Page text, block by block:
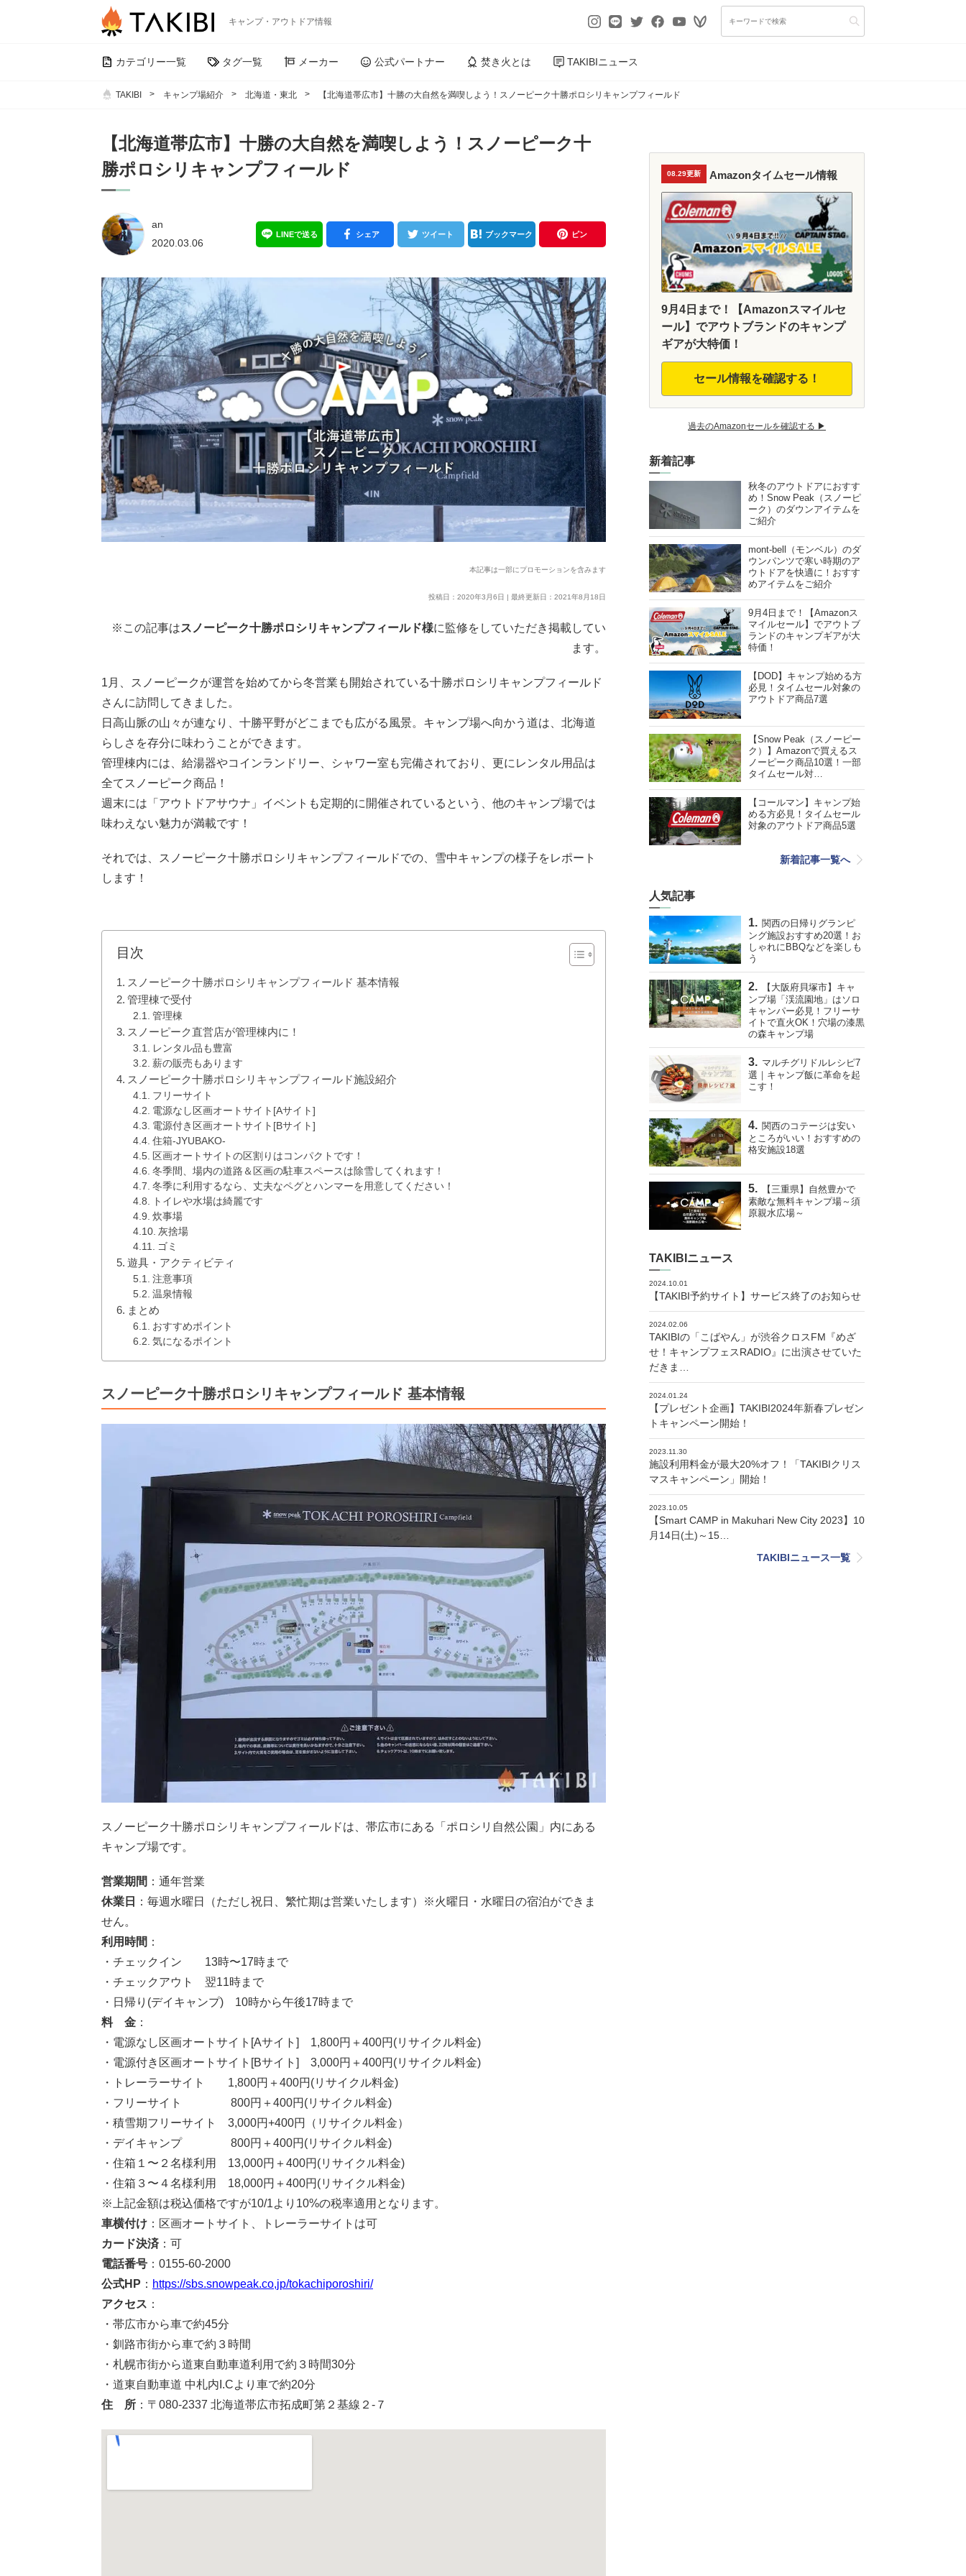
キャンプ・アウトドア情報
カテゴリー一覧 タグ一覧 メーカー 公式パートナー 焚き火とは TAKIBIニュース
TAKIBI キャンプ場紹介 北海道・東北 【北海道帯広市】十勝の大自然を満喫しよう！スノーピーク十勝ポロシリキャンプフィールド
【北海道帯広市】十勝の大自然を満喫しよう！スノーピーク十
勝ポロシリキャンプフィールド
an
2020.03.06
LINEで送る シェア ツイート ブックマーク ピン
本記事は一部にプロモーションを含みます
投稿日：2020年3月6日 | 最終更新日：2021年8月18日
※この記事はスノーピーク十勝ポロシリキャンプフィールド様に監修をしていただき掲載してい
ます。
1月、スノーピークが運営を始めてから冬営業も開始されている十勝ポロシリキャンプフィールド
さんに訪問してきました。
日高山脈の山々が連なり、十勝平野がどこまでも広がる風景。キャンプ場へ向かう道は、北海道
らしさを存分に味わうことができます。
管理棟内には、給湯器やコインランドリー、シャワー室も完備されており、更にレンタル用品は
全てスノーピーク商品！
週末には「アウトドアサウナ」イベントも定期的に開催されているという、他のキャンプ場では
味わえない魅力が満載です！
それでは、スノーピーク十勝ポロシリキャンプフィールドでの、雪中キャンプの様子をレポート
します！
目次
スノーピーク十勝ポロシリキャンプフィールド 基本情報
管理棟で受付
管理棟
スノーピーク直営店が管理棟内に！
レンタル品も豊富
薪の販売もあります
スノーピーク十勝ポロシリキャンプフィールド施設紹介
フリーサイト
電源なし区画オートサイト[Aサイト]
電源付き区画オートサイト[Bサイト]
住箱-JYUBAKO-
区画オートサイトの区割りはコンパクトです！
冬季間、場内の道路＆区画の駐車スペースは除雪してくれます！
冬季に利用するなら、丈夫なペグとハンマーを用意してください！
トイレや水場は綺麗です
炊事場
灰捨場
ゴミ
遊具・アクティビティ
注意事項
温泉情報
まとめ
おすすめポイント
気になるポイント
スノーピーク十勝ポロシリキャンプフィールド 基本情報
スノーピーク十勝ポロシリキャンプフィールドは、帯広市にある「ポロシリ自然公園」内にある
キャンプ場です。
営業期間 ：通年営業
休業日
：毎週水曜日（ただし祝日、繁忙期は営業いたします）※火曜日・水曜日の宿泊ができま
せん。
利用時間 ：
・チェックイン 13時〜17時まで
・チェックアウト 翌11時まで
・日帰り(デイキャンプ) 10時から午後17時まで
料 金 ：
・電源なし区画オートサイト[Aサイト] 1,800円＋400円(リサイクル料金)
・電源付き区画オートサイト[Bサイト] 3,000円＋400円(リサイクル料金)
・トレーラーサイト 1,800円＋400円(リサイクル料金)
・フリーサイト 800円＋400円(リサイクル料金)
・積雪期フリーサイト 3,000円+400円（リサイクル料金）
・デイキャンプ 800円＋400円(リサイクル料金)
・住箱１〜２名様利用 13,000円＋400円(リサイクル料金)
・住箱３〜４名様利用 18,000円＋400円(リサイクル料金)
※上記金額は税込価格ですが10/1より10%の税率適用となります。
車横付け ：区画オートサイト、トレーラーサイトは可
カード決済 ：可
電話番号 ：0155-60-2000
公式HP ： https://sbs.snowpeak.co,jp/tokachiporoshiri/
アクセス ：
・帯広市から車で約45分
・釧路市街から車で約３時間
・札幌市街から道東自動車道利用で約３時間30分
・道東自動車道 中札内I.Cより車で約20分
住 所 ：〒080-2337 北海道帯広市拓成町第２基線２-７
08.29更新 Amazonタイムセール情報
9月4日まで！【Amazonスマイルセ
ール】でアウトブランドのキャンプ
ギアが大特価！
セール情報を確認する！
過去のAmazonセールを確認する ▶︎
新着記事
秋冬のアウトドアにおすす
め！Snow Peak（スノーピ
ーク）のダウンアイテムを
ご紹介
mont-bell（モンベル）のダ
ウンパンツで寒い時期のア
ウトドアを快適に！おすす
めアイテムをご紹介
9月4日まで！【Amazonス
マイルセール】でアウトブ
ランドのキャンプギアが大
特価！
【DOD】キャンプ始める方
必見！タイムセール対象の
アウトドア商品7選
【Snow Peak（スノーピー
ク）】Amazonで買えるス
ノーピーク商品10選！一部
タイムセール対…
【コールマン】キャンプ始
める方必見！タイムセール
対象のアウトドア商品5選
新着記事一覧へ
人気記事
関西の日帰りグランピ
ング施設おすすめ20選！お
しゃれにBBQなどを楽しも
う
【大阪府貝塚市】キャ
ンプ場「渓流園地」はソロ
キャンパー必見！フリーサ
イトで直火OK！穴場の漆黒
の森キャンプ場
マルチグリドルレシピ7
選｜キャンプ飯に革命を起
こす！
関西のコテージは安い
ところがいい！おすすめの
格安施設18選
【三重県】自然豊かで
素敵な無料キャンプ場～須
原親水広場～
TAKIBIニュース
2024.10.01
【TAKIBI予約サイト】サービス終了のお知らせ
2024.02.06
TAKIBIの「こばやん」が渋谷クロスFM『めざ
せ！キャンプフェスRADIO』に出演させていた
だきま…
2024.01.24
【プレゼント企画】TAKIBI2024年新春プレゼン
トキャンペーン開始！
2023.11.30
施設利用料金が最大20%オフ！「TAKIBIクリス
マスキャンペーン」開始！
2023.10.05
【Smart CAMP in Makuhari New City 2023】10
月14日(土)～15…
TAKIBIニュース一覧